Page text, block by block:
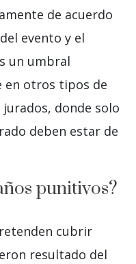
de acuerdo
evento y el
un umbral
en otros tipos de
donde solo
deben estar de
punitivos?
cubrir
resultado del